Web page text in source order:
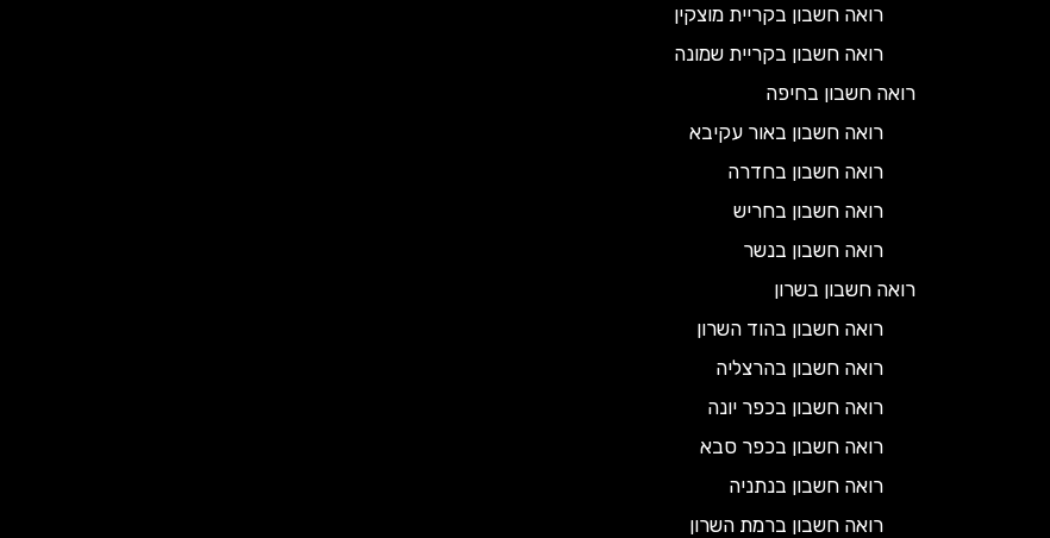
רואה חשבון בקריית מוצקין
רואה חשבון בקריית שמונה
רואה חשבון בחיפה
רואה חשבון באור עקיבא
רואה חשבון בחדרה
רואה חשבון בחריש
רואה חשבון בנשר
רואה חשבון בשרון
רואה חשבון בהוד השרון
רואה חשבון בהרצליה
רואה חשבון בכפר יונה
רואה חשבון בכפר סבא
רואה חשבון בנתניה
רואה חשבון ברמת השרון